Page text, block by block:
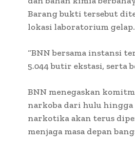
Barang bukti tersebut
lokasi laboratorium gelap.
“BNN bersama instansi
5.044 butir ekstasi, serta
BNN menegaskan
narkoba dari hulu
narkotika akan terus
menjaga masa depan